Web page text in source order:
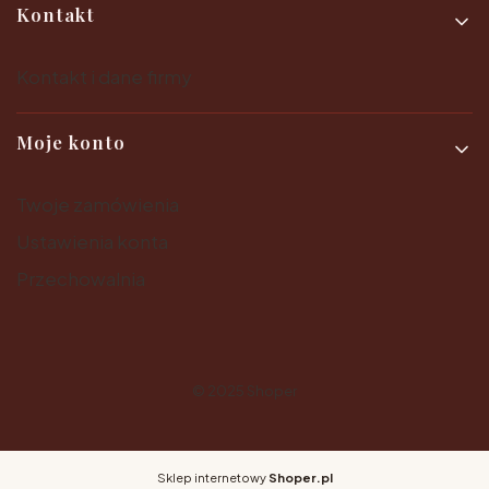
Kontakt
Moje konto
Sklep internetowy Shoper.pl